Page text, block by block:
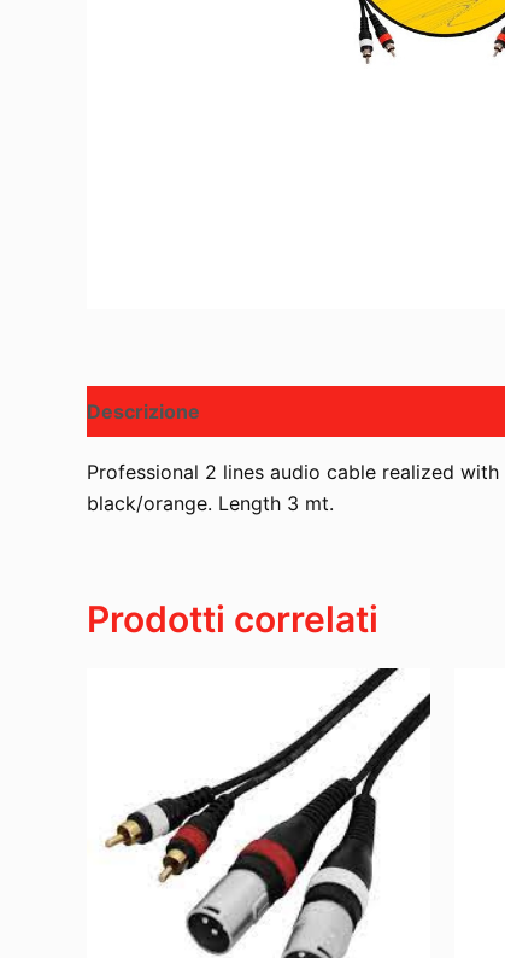
Descrizione
Professional 2 lines audio cable realized
black/orange. Length 3 mt.
Prodotti correlati